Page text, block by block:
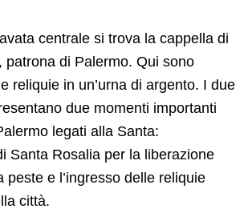
centrale si trova la cappella di
patrona di Palermo. Qui sono
reliquie in un’urna di argento. I due
due momenti importanti
legati alla Santa:
Santa Rosalia per la liberazione
peste e l’ingresso delle reliquie
città.